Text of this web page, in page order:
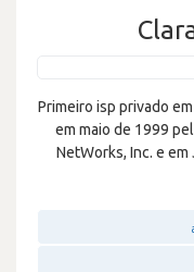
Primeiro isp privado
em maio de 1999
NetWorks, Inc. e